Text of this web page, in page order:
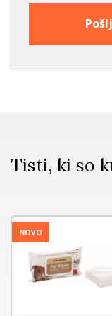
Tisti, ki so
NOVO